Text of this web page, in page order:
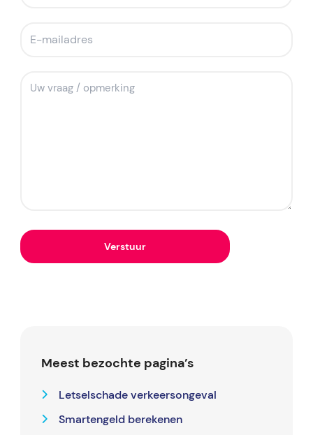
Meest bezochte pagina’s
Letselschade verkeersongeval
Smartengeld berekenen